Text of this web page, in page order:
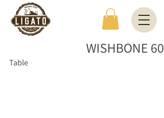
WISHBONE 60
Table